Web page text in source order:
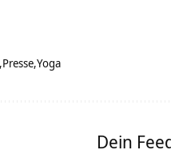
Presse Yoga
Dein